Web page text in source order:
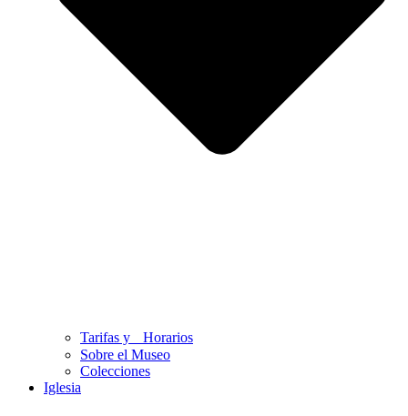
Tarifas y Horarios
Sobre el Museo
Colecciones
Iglesia